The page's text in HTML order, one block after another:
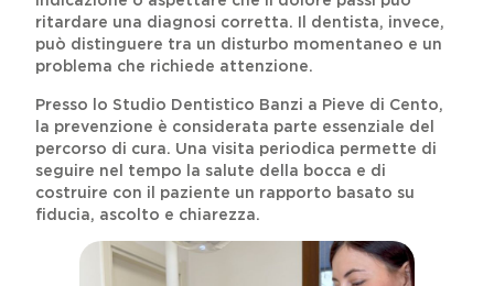
ritardare una diagnosi corretta. Il dentista, invece,
può distinguere tra un disturbo momentaneo e un
problema che richiede attenzione.
Presso lo Studio Dentistico Banzi a Pieve di Cento,
la prevenzione è considerata parte essenziale del
percorso di cura. Una visita periodica permette di
seguire nel tempo la salute della bocca e di
costruire con il paziente un rapporto basato su
fiducia, ascolto e chiarezza.